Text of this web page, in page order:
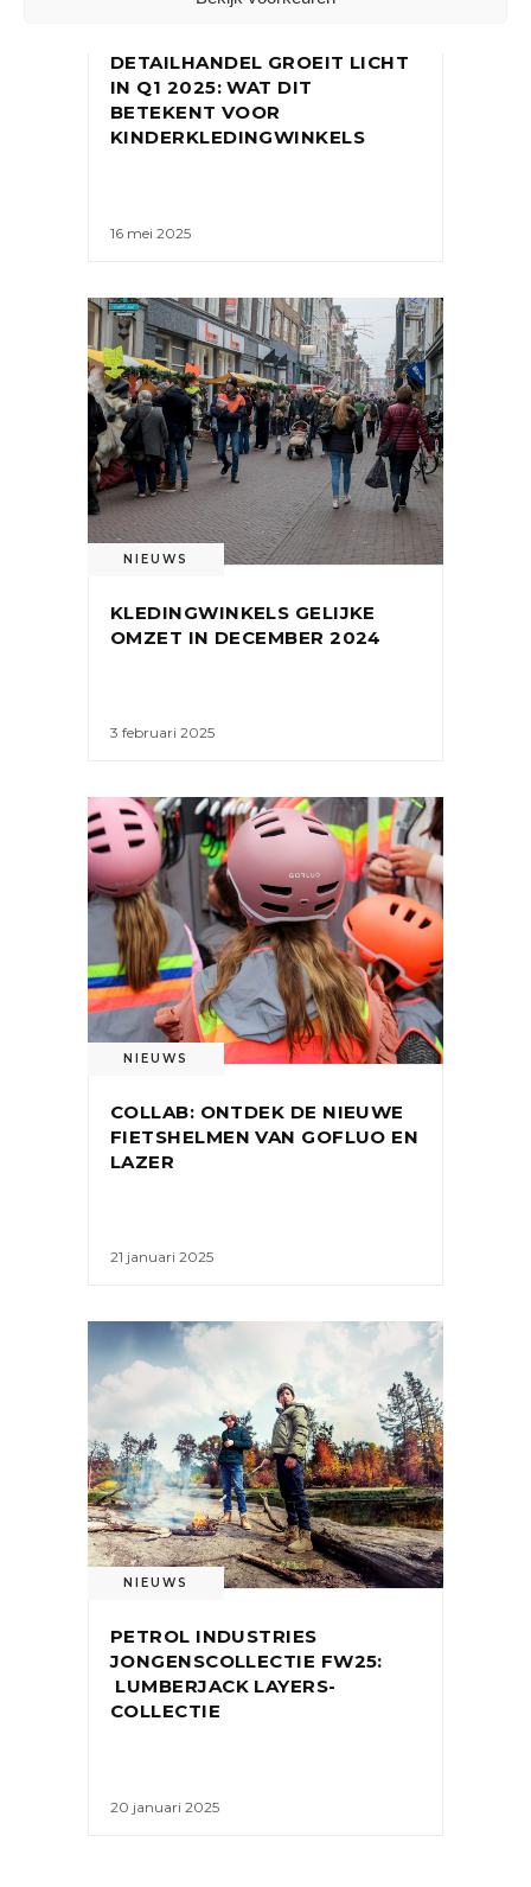
DETAILHANDEL GROEIT LICHT
IN Q1 2025: WAT DIT
BETEKENT VOOR
KINDERKLEDINGWINKELS
16 mei 2025
NIEUWS
KLEDINGWINKELS GELIJKE
OMZET IN DECEMBER 2024
3 februari 2025
NIEUWS
COLLAB: ONTDEK DE NIEUWE
FIETSHELMEN VAN GOFLUO EN
LAZER
21 januari 2025
NIEUWS
PETROL INDUSTRIES
JONGENSCOLLECTIE FW25:
LUMBERJACK LAYERS-
COLLECTIE
20 januari 2025